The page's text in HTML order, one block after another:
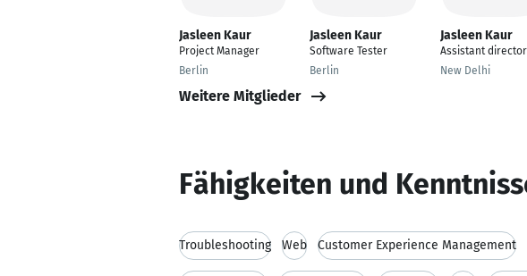
Jasleen Kaur
Project Manager
Berlin
Jasleen Kaur
Software Tester
Berlin
Jasleen Kaur
Assistant director
New Delhi
Weitere Mitglieder
Fähigkeiten und
Troubleshooting Web Customer Experience Management